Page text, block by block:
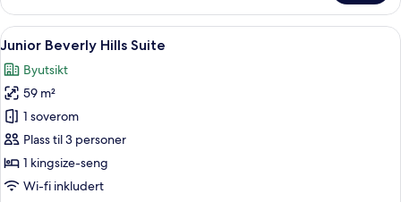
1
soverom,
peis
Åpne
alle
bildene
av
Junior
Beverly
Hills
Suite
Junior Beverly Hills Suite | 1
7
Junior Beverly Hills Suite
Byutsikt
59 m²
1 soverom
Plass til 3 personer
1 kingsize-seng
Wi-fi inkludert